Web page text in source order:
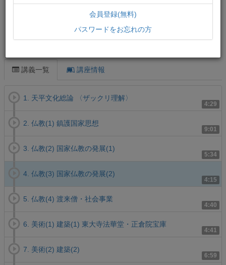
講義一覧 講座情報
4:29
1. 天平文化総論 〈ザックリ理解〉
9:01
2. 仏教(1) 鎮護国家思想
5:34
3. 仏教(2) 国家仏教の発展(1)
4:15
4. 仏教(3) 国家仏教の発展(2)
4:40
5. 仏教(4) 渡来僧・社会事業
4:41
6. 美術(1) 建築(1) 東大寺法華堂・正倉院宝庫
6:59
7. 美術(2) 建築(2)
会員登録(無料)
パスワードをお忘れの方